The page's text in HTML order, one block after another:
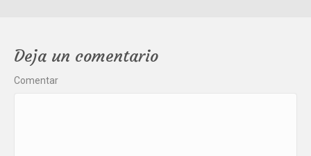
Deja un comentario
Comentar